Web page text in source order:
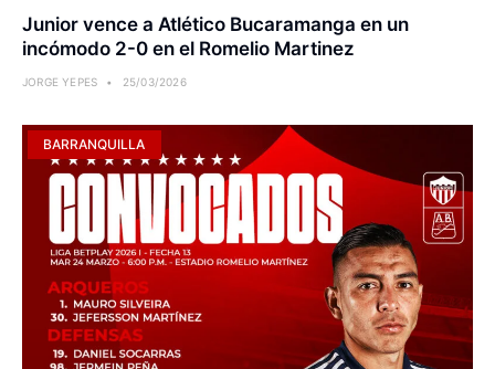
Junior vence a Atlético Bucaramanga en un
incómodo 2-0 en el Romelio Martinez
JORGE YEPES 25/03/2026
BARRANQUILLA